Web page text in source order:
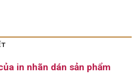
in nhãn dán sản phẩm